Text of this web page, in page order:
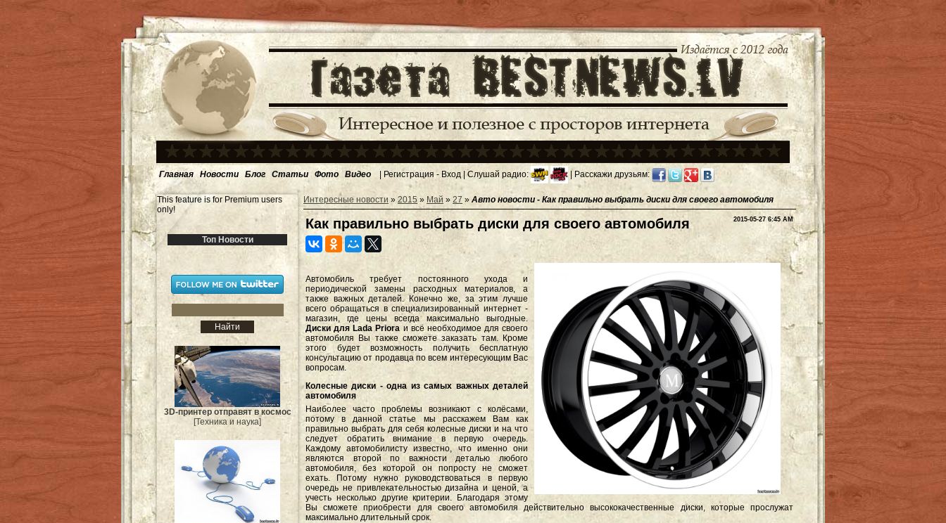
Главная Новости Блог Статьи Фото Видео | Регистрация - Вход | Слушай радио: | Расскажи друзьям:
This feature is for Premium users
only!
Топ Новости
3D-принтер отправят в космос
[Техника и наука]
Интересные новости » 2015 » Май » 27 » Авто новости - Как правильно выбрать диски для своего автомобиля
2015-05-27 6:45 AM
Как правильно выбрать диски для своего автомобиля
Автомобиль требует постоянного ухода и
периодической замены расходных материалов, а
также важных деталей. Конечно же, за этим лучше
всего обращаться в специализированный интернет -
магазин, где цены всегда максимально выгодные.
Диски для Lada Priora и всё необходимое для своего
автомобиля Вы также сможете заказать там. Кроме
этого будет возможность получить бесплатную
консультацию от продавца по всем интересующим Вас
вопросам.
Колесные диски - одна из самых важных деталей
автомобиля
Наиболее часто проблемы возникают с колёсами,
потому в данной статье мы расскажем Вам как
правильно выбрать для себя колесные диски и на что
следует обратить внимание в первую очередь.
Каждому автомобилисту известно, что именно они
являются второй по важности деталью любого
автомобиля, без которой он попросту не сможет
ехать. Потому нужно руководствоваться в первую
очередь не привлекательностью дизайна и ценой, а
учесть несколько другие критерии. Благодаря этому
Вы сможете приобрести для своего автомобиля действительно высококачественные диски, которые прослужат
максимально длительный срок.